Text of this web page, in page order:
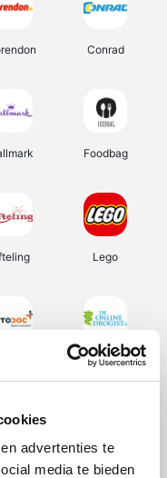
advertenties te
media te bieden
Conrad
Foodbag
Lego
De Online Drogist
Hotels.com